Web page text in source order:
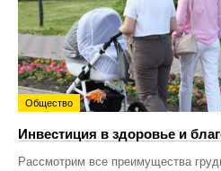
Общество
Инвестиция в здоровье и
Рассмотрим все преимущества